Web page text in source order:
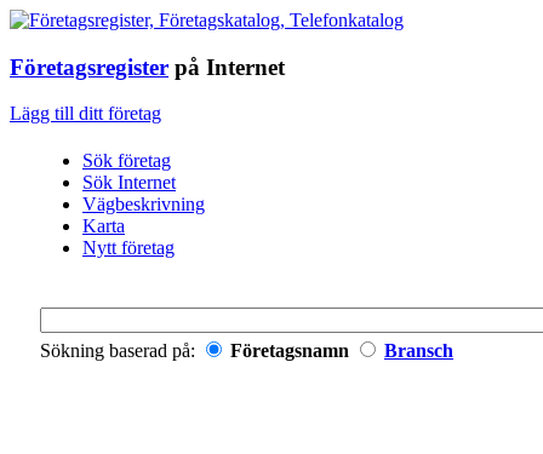
Företagsregister på Internet
Lägg till ditt företag
Sök företag
Sök Internet
Vägbeskrivning
Karta
Nytt företag
Sökning baserad på: Företagsnamn Bransch